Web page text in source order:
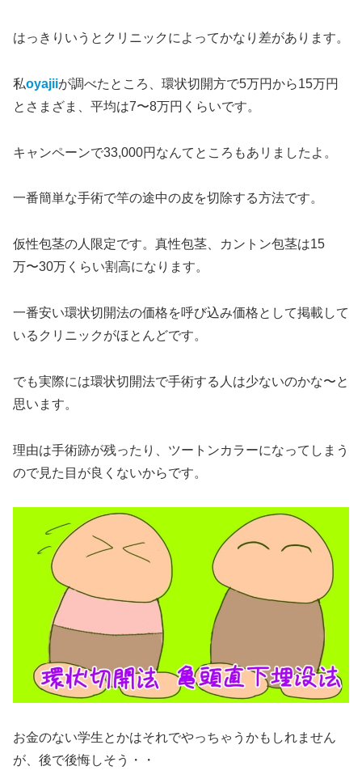
はっきりいうとクリニックによってかなり差があります。
私oyajiiが調べたところ、環状切開方で5万円から15万円
とさまざま、平均は7〜8万円くらいです。
キャンペーンで33,000円なんてところもあリましたよ。
一番簡単な手術で竿の途中の皮を切除する方法です。
仮性包茎の人限定です。真性包茎、カントン包茎は15
万〜30万くらい割高になります。
一番安い環状切開法の価格を呼び込み価格として掲載して
いるクリニックがほとんどです。
でも実際には環状切開法で手術する人は少ないのかな〜と
思います。
理由は手術跡が残ったり、ツートンカラーになってしまう
ので見た目が良くないからです。
お金のない学生とかはそれでやっちゃうかもしれません
が、後で後悔しそう・・